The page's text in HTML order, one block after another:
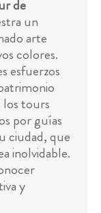
de
un
arte
colores.
esfuerzos
los tours
por guías
ciudad, que
inolvidable.
y